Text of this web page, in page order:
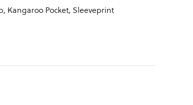
Kangaroo Pocket, Sleeveprint